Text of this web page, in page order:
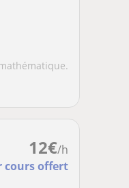
12€/h
cours offert